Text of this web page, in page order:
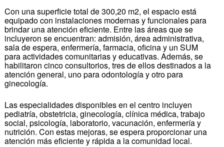
Con una superficie total de 300,20 m2, el espacio está
equipado con instalaciones modernas y funcionales para
brindar una atención eficiente. Entre las áreas que se
incluyeron se encuentran: admisión, área administrativa,
sala de espera, enfermería, farmacia, oficina y un SUM
para actividades comunitarias y educativas. Además, se
habilitaron cinco consultorios, tres de ellos destinados a la
atención general, uno para odontología y otro para
ginecología.
Las especialidades disponibles en el centro incluyen
pediatría, obstetricia, ginecología, clínica médica, trabajo
social, psicología, laboratorio, vacunación, enfermería y
nutrición. Con estas mejoras, se espera proporcionar una
atención más eficiente y rápida a la comunidad local.